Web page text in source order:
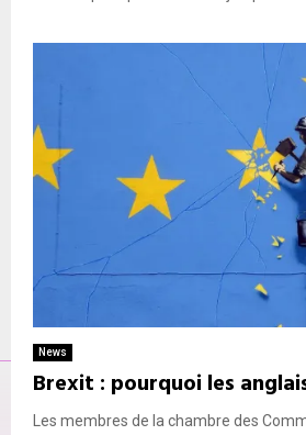
News
Brexit : pourquoi les
Les membres de la chambre des